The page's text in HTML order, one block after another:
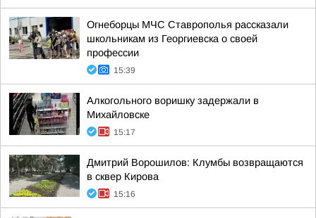
Огнеборцы МЧС Ставрополья рассказали
школьникам из Георгиевска о своей
профессии
15:39
Алкогольного воришку задержали в
Михайловске
15:17
Дмитрий Ворошилов: Клумбы возвращаются
в сквер Кирова
15:16